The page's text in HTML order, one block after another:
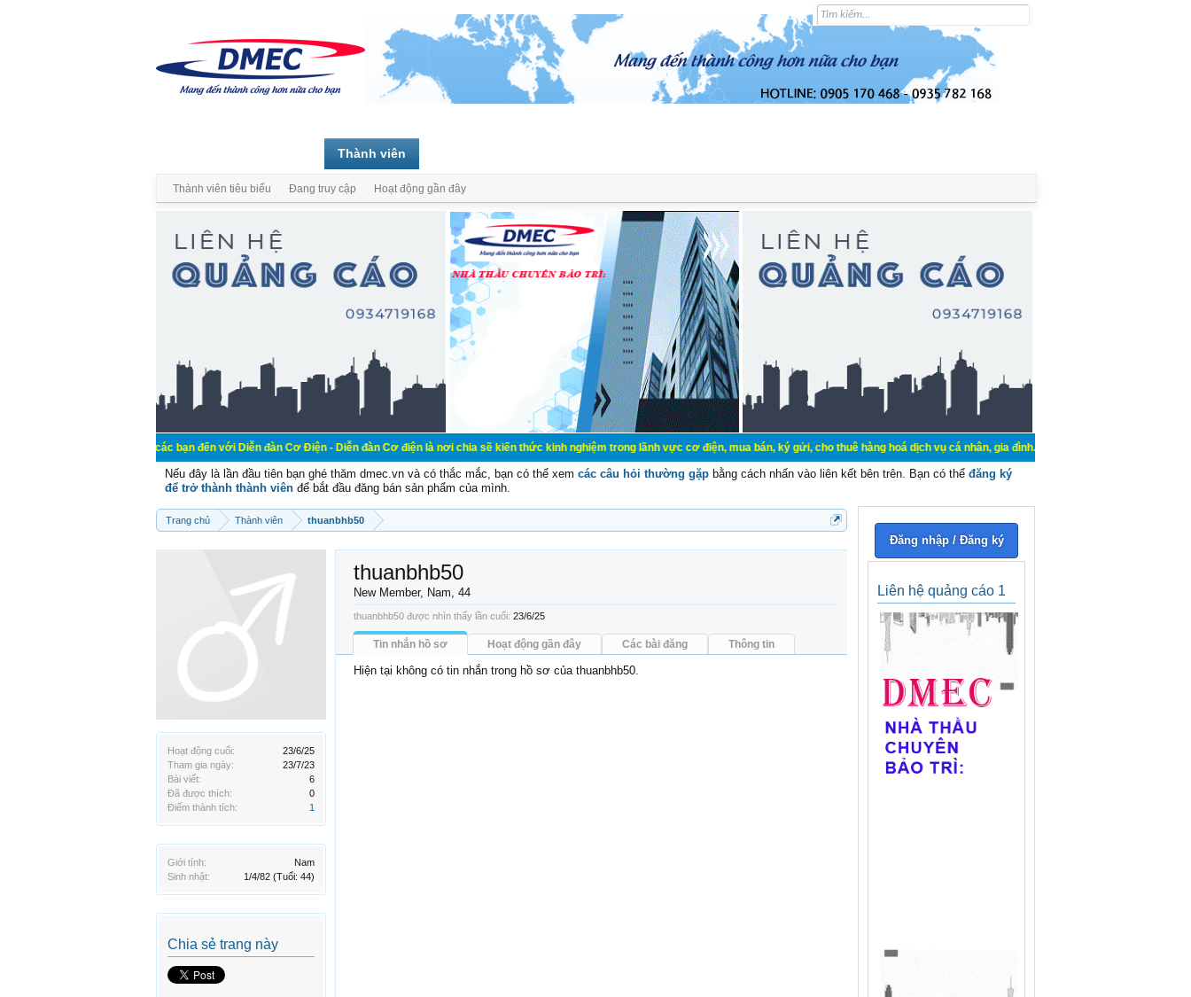
Chào mừng các bạn đến với Diễn đàn Cơ Điện - Diễn đàn Cơ điện là nơi chia sẽ kiến thức kinh nghiệm trong lãnh vực cơ điện, mua bán, ký gửi, cho thuê hàng hoá dịch vụ cá nhân, gia đình. Mua bán, ký gửi, cho thuê thiết bị hệ
Nếu đây là lần đầu tiên bạn ghé thăm dmec.vn và có thắc mắc, bạn có thể xem các câu hỏi thường gặp bằng cách nhấn vào liên kết bên trên. Bạn có thể đăng ký
để trở thành thành viên để bắt đầu đăng bán sản phẩm của mình.
Trang chủ Thành viên thuanbhb50
Hoạt động cuối:
23/6/25
Tham gia ngày:
23/7/23
Bài viết:
6
Đã được thích:
0
Điểm thành tích:
1
Giới tính:
Nam
Sinh nhật:
1/4/82 (Tuổi: 44)
Chia sẻ trang này
thuanbhb50
New Member, Nam, 44
thuanbhb50 được nhìn thấy lần cuối: 23/6/25
Tin nhắn hồ sơ Hoạt động gần đây Các bài đăng Thông tin
Hiện tại không có tin nhắn trong hồ sơ của thuanbhb50.
Đăng nhập / Đăng ký
Liên hệ quảng cáo 1
Thành viên
Thành viên tiêu biểu Đang truy cập Hoạt động gần đây